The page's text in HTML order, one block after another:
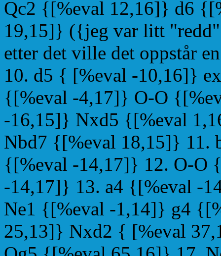
Qc2 {[%eval 12,16]} d6
19,15]} ({jeg var litt "redd"
etter det ville det oppstår
10. d5 { [%eval -10,16]}
{[%eval -4,17]} O-O
-16,15]} Nxd5 {[%eval
Nbd7 {[%eval 18,15]} 11.
{[%eval -14,17]} 12. O-O
-14,17]} 13. a4 {[%eval -
Ne1 {[%eval -1,14]} g4
25,13]} Nxd2 { [%eval